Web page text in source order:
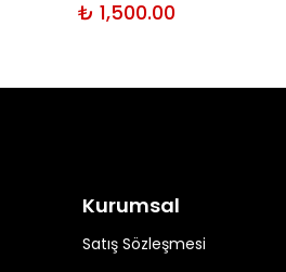
₺ 1,500.00
Kurumsal
Satış Sözleşmesi